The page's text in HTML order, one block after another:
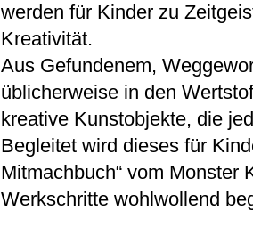
werden für Kinder zu
Kreativität.
Aus Gefundenem,
üblicherweise in den
kreative Kunstobjekte, die
Begleitet wird dieses für
Mitmachbuch“ vom Monster
Werkschritte wohlwollend